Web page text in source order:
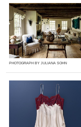
PHOTOGRAPH BY JULIANA SOHN